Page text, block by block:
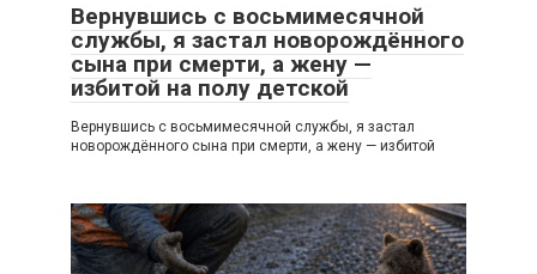
Вернувшись с восьмимесячной
службы, я застал новорождённого
сына при смерти, а жену —
избитой на полу детской
Вернувшись с восьмимесячной службы, я застал
новорождённого сына при смерти, а жену — избитой